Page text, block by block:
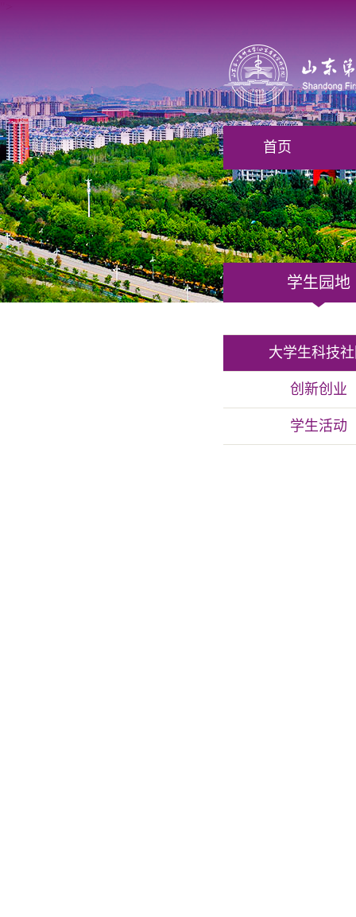
首页
学生园地
大学生科技
创新创业
学生活动